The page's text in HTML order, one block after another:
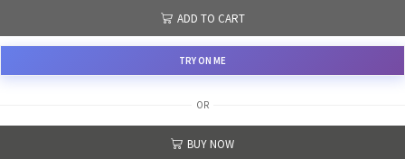
ADD TO CART
TRY ON ME
OR
BUY NOW